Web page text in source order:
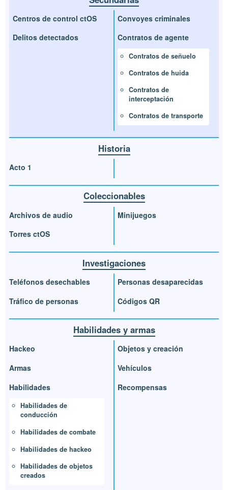
Centros de control ctOS
Delitos detectados
Convoyes criminales
Contratos de agente
Contratos de señuelo
Contratos de huida
Contratos de
interceptación
Contratos de transporte
Historia
Acto 1
Coleccionables
Archivos de audio
Torres ctOS
Minijuegos
Investigaciones
Teléfonos desechables
Tráfico de personas
Personas desaparecidas
Códigos QR
Habilidades y armas
Hackeo
Armas
Habilidades
Habilidades de
conducción
Habilidades de combate
Habilidades de hackeo
Habilidades de objetos
creados
Objetos y creación
Vehículos
Recompensas